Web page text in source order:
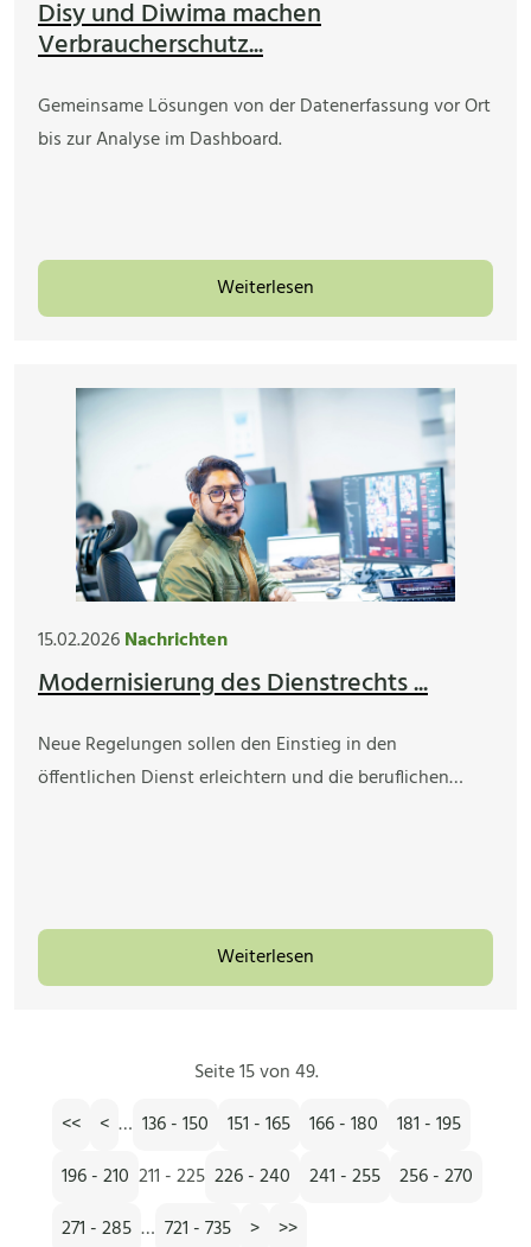
Disy und Diwima machen
Verbraucherschutz...
Gemeinsame Lösungen von der Datenerfassung vor Ort
bis zur Analyse im Dashboard.
Weiterlesen
15.02.2026Nachrichten
Modernisierung des Dienstrechts ...
Neue Regelungen sollen den Einstieg in den
öffentlichen Dienst erleichtern und die beruflichen…
Weiterlesen
Seite 15 von 49.
<<
< … 136 - 150 151 - 165 166 - 180
181 - 195
196 - 210 211 - 225 226 - 240 241 - 255
256 - 270
271 - 285 … 721 - 735 > >>